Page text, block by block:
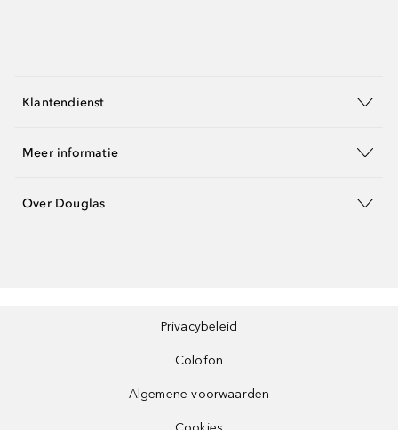
Klantendienst
Meer informatie
Over Douglas
Privacybeleid
Colofon
Algemene voorwaarden